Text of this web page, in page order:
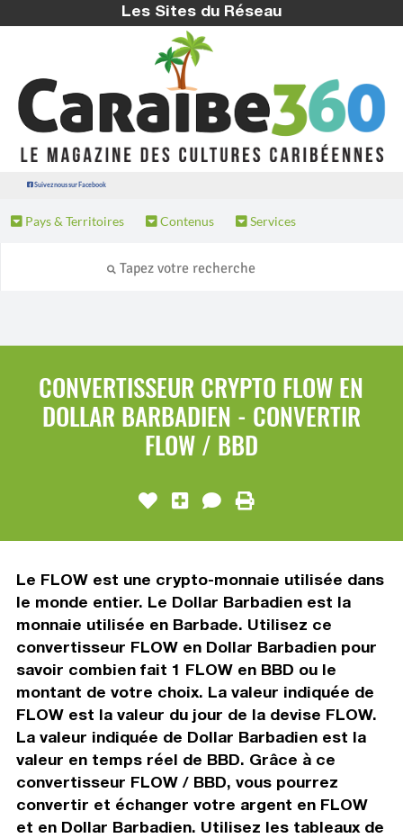
Les Sites du Réseau
Suivez nous sur Facebook
Pays & Territoires Contenus Services
CONVERTISSEUR CRYPTO FLOW EN
DOLLAR BARBADIEN - CONVERTIR
FLOW / BBD
Le FLOW est une crypto-monnaie utilisée dans
le monde entier. Le Dollar Barbadien est la
monnaie utilisée en Barbade. Utilisez ce
convertisseur FLOW en Dollar Barbadien pour
savoir combien fait 1 FLOW en BBD ou le
montant de votre choix. La valeur indiquée de
FLOW est la valeur du jour de la devise FLOW.
La valeur indiquée de Dollar Barbadien est la
valeur en temps réel de BBD. Grâce à ce
convertisseur FLOW / BBD, vous pourrez
convertir et échanger votre argent en FLOW
et en Dollar Barbadien. Utilisez les tableaux de